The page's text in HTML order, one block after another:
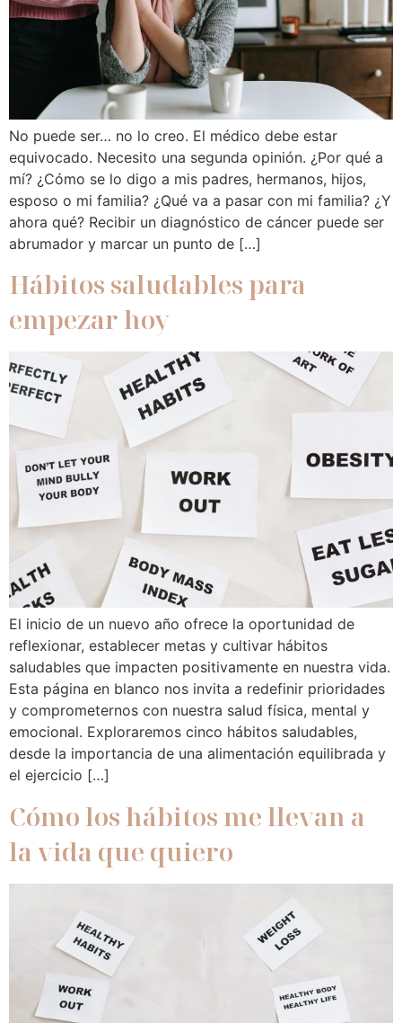
No puede ser… no lo creo. El médico debe estar
equivocado. Necesito una segunda opinión. ¿Por qué a
mí? ¿Cómo se lo digo a mis padres, hermanos, hijos,
esposo o mi familia? ¿Qué va a pasar con mi familia? ¿Y
ahora qué? Recibir un diagnóstico de cáncer puede ser
abrumador y marcar un punto de […]
Hábitos saludables para
empezar hoy
El inicio de un nuevo año ofrece la oportunidad de
reflexionar, establecer metas y cultivar hábitos
saludables que impacten positivamente en nuestra vida.
Esta página en blanco nos invita a redefinir prioridades
y comprometernos con nuestra salud física, mental y
emocional. Exploraremos cinco hábitos saludables,
desde la importancia de una alimentación equilibrada y
el ejercicio […]
Cómo los hábitos me llevan a
la vida que quiero